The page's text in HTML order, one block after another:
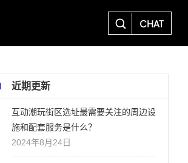
CHAT
近期更新
互动潮玩街区选址最需要关注的周边设
施和配套服务是什么？
2024年8月24日